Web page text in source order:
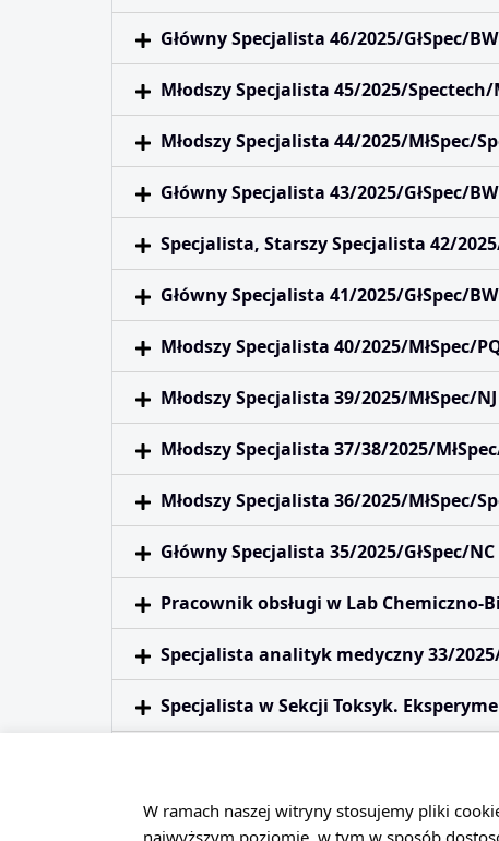
W ramach naszej witryny stosujemy pliki
Główny Specjalista 46/2025/GłSpec/BW
Młodszy Specjalista 45/2025/Spectech/
Młodszy Specjalista 44/2025/MłSpec/
Główny Specjalista 43/2025/GłSpec/
Specjalista, Starszy Specjalista 42/
Główny Specjalista 41/2025/GłSpec/
Młodszy Specjalista 40/2025/MłSpec/
Młodszy Specjalista 39/2025/MłSpec/NJ
Młodszy Specjalista 37/38/2025/
Młodszy Specjalista 36/2025/MłSpec/
Główny Specjalista 35/2025/GłSpec/NC
Pracownik obsługi w Lab Chemiczno-
Specjalista analityk medyczny 33/2025/
Specjalista w Sekcji Toksyk.
Specjalista w Lab Chemiczno-